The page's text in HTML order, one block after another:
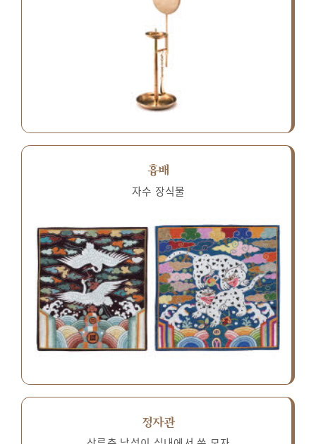
흉배
자수 장식물
정자관